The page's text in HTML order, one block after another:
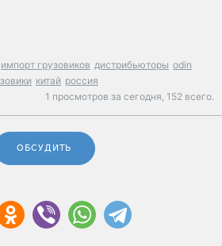
импорт грузовиков дистрибьюторы odin
китай россия
1 просмотров за сегодня, 152 всего.
ОБСУДИТЬ